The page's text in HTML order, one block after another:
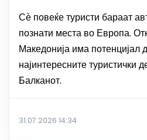
Сѐ повеќе туристи бараат
познати места во Европа.
Македонија има потенцијал
најинтересните туристички
Балканот.
31.07.2026 14:34